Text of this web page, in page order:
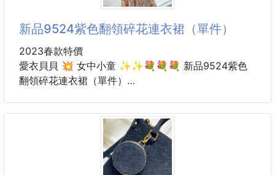
新品9524紫色翻領碎花連衣裙（單件）
2023春款特價
愛衣貝貝 💥 女中小童 ✨✨💐💐💐 新品9524紫色
翻領碎花連衣裙（單件）
尺碼：80-90-100-110-120-130碼
建議身高：75-85-95-105-115-125cm左右